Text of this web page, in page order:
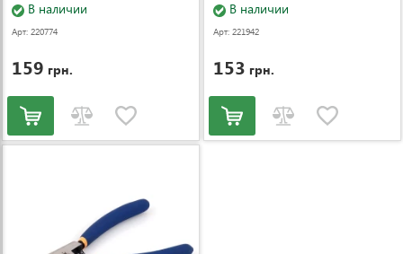
В наличии
Арт: 220774
159 грн.
В наличии
Арт: 221942
153 грн.